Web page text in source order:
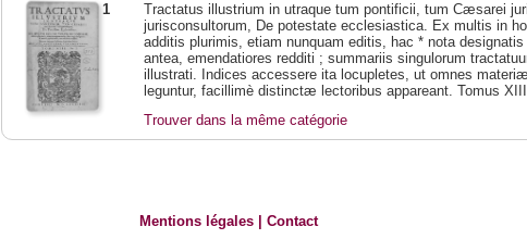
1
Tractatus illustrium in utraque tum pontificii, tum Cæsarei
jurisconsultorum, De potestate ecclesiastica. Ex multis in
additis plurimis, etiam nunquam editis, hac * nota
antea, emendatiores redditi ; summariis singulorum
illustrati. Indices accessere ita locupletes, ut omnes
leguntur, facillimè distinctæ lectoribus appareant. Tomus
Trouver dans la même catégorie
Mentions légales |Contact